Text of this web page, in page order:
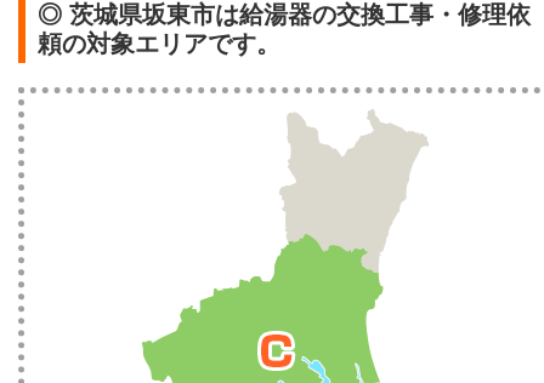
◎ 茨城県坂東市は給湯器の交換工事・修理依
頼の対象エリアです。